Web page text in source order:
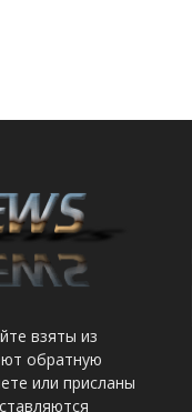
взяты из
обратную
или присланы